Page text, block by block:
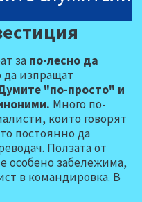
за по-лесно да
да изпращат
"по-просто" и
Много по-
които говорят
постоянно да
Ползата от
особено забележима,
в командировка. В